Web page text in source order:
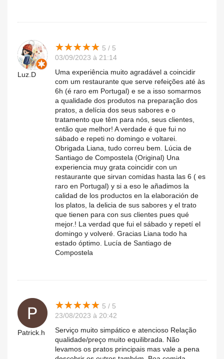
Luz.D
★★★★★
★★★★★ 5 / 5
03/09/2023 à 21:14
Uma experiência muito agradável a coincidir
com um restaurante que serve refeições até às
6h (é raro em Portugal) e se a isso somarmos
a qualidade dos produtos na preparação dos
pratos, a delícia dos seus sabores e o
tratamento que têm para nós, seus clientes,
então que melhor! A verdade é que fui no
sábado e repeti no domingo e voltarei.
Obrigada Liana, tudo correu bem. Lúcia de
Santiago de Compostela (Original) Una
experiencia muy grata coincidir con un
restaurante que sirvan comidas hasta las 6 ( es
raro en Portugal) y si a eso le añadimos la
calidad de los productos en la elaboración de
los platos, la delicia de sus sabores y el trato
que tienen para con sus clientes pues qué
mejor.! La verdad que fui el sábado y repetí el
domingo y volveré. Gracias Liana todo ha
estado óptimo. Lucía de Santiago de
Compostela
Patrick.h
★★★★★
★★★★★ 5 / 5
23/08/2023 à 20:42
Serviço muito simpático e atencioso Relação
qualidade/preço muito equilibrada. Não
levamos os pratos principais mas vale a pena